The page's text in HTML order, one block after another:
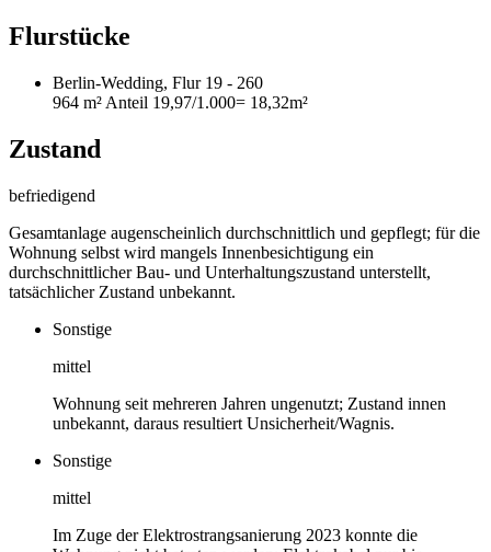
Flurstücke
Berlin-Wedding, Flur 19 - 260
964 m² Anteil 19,97/1.000= 18,32m²
Zustand
befriedigend
Gesamtanlage augenscheinlich durchschnittlich und gepflegt; für die
Wohnung selbst wird mangels Innenbesichtigung ein
durchschnittlicher Bau- und Unterhaltungszustand unterstellt,
tatsächlicher Zustand unbekannt.
Sonstige
mittel
Wohnung seit mehreren Jahren ungenutzt; Zustand innen
unbekannt, daraus resultiert Unsicherheit/Wagnis.
Sonstige
mittel
Im Zuge der Elektrostrangsanierung 2023 konnte die